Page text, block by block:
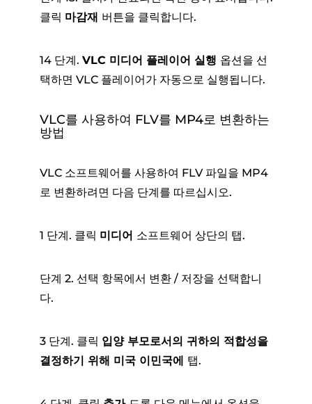
클릭 마감재 버튼을 클릭합니다.
14 단계. VLC 미디어 플레이어 실행 옵션을 선
택하면 VLC 플레이어가 자동으로 실행됩니다.
VLC를 사용하여 FLV를 MP4로 변환하는
방법
VLC 소프트웨어를 사용하여 FLV 파일을 MP4
로 변환하려면 다음 단계를 따르십시오.
1 단계. 클릭 미디어 소프트웨어 상단의 탭.
단계 2. 선택 항목에서 변환 / 저장을 선택합니
다.
3 단계. 클릭 입양 부모로서의 귀하의 적합성을
결정하기 위해 미국 이민국에 탭.